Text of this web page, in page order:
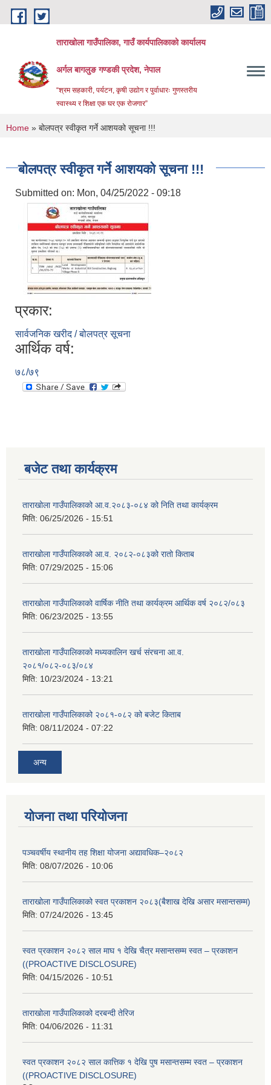
Skip to main content
ताराखोला गाउँपालिका, गाउँ कार्यपालिकाको कार्यालय
अर्गल बागलुङ गण्डकी प्रदेश, नेपाल
“श्रम सहकारी, पर्यटन, कृषी उद्योग र पुर्वाधारः गुणस्तरीय
स्वास्थ्य र शिक्षा एक घर एक रोजगार”
You are here
Home » बोलपत्र स्वीकृत गर्ने आशयको सूचना !!!
बोलपत्र स्वीकृत गर्ने आशयको सूचना !!!
Submitted on: Mon, 04/25/2022 - 09:18
प्रकार:
सार्वजनिक खरीद / बोलपत्र सूचना
आर्थिक वर्ष:
७८/७९
बजेट तथा कार्यक्रम
ताराखोला गाउँपालिकाको आ.व.२०८३-०८४ को निति तथा कार्यक्रम
मिति: 06/25/2026 - 15:51
ताराखोला गाउँपालिकाको आ.व. २०८२-०८३को रातो किताब
मिति: 07/29/2025 - 15:06
ताराखोला गाउँपालिकाको वार्षिक नीति तथा कार्यक्रम आर्थिक वर्ष २०८२/०८३
मिति: 06/23/2025 - 13:55
ताराखोला गाउँपालिकाको मध्यकालिन खर्च संरचना आ.व.
२०८१/०८२-०८३/०८४
मिति: 10/23/2024 - 13:21
ताराखोला गाउँपालिकाको २०८१-०८२ को बजेट किताब
मिति: 08/11/2024 - 07:22
अन्य
योजना तथा परियोजना
पञ्चवर्षीय स्थानीय तह शिक्षा योजना अद्यावधिक–२०८२
मिति: 08/07/2026 - 10:06
ताराखोला गाउँपालिकाको स्वत प्रकाशन २०८३(बैशाख देखि असार मसान्तसम्म)
मिति: 07/24/2026 - 13:45
स्वत प्रकाशन २०८२ साल माघ १ देखि चैत्र मसान्तसम्म स्वत – प्रकाशन
((PROACTIVE DISCLOSURE)
मिति: 04/15/2026 - 10:51
ताराखोला गाउँपालिकाको दरबन्दी तेरिज
मिति: 04/06/2026 - 11:31
स्वत प्रकाशन २०८२ साल कात्तिक १ देखि पुष मसान्तसम्म स्वत – प्रकाशन
((PROACTIVE DISCLOSURE)